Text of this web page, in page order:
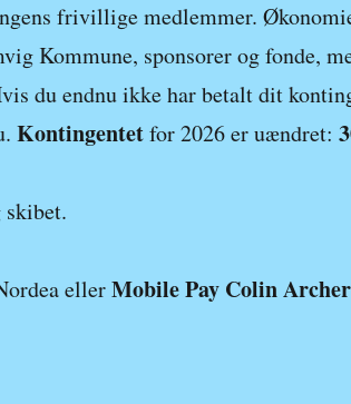
frivillige medlemmer.
Kommune, sponsorer og fonde,
du endnu ikke har betalt dit
Kontingentetfor 2026 er uændret:
ellerMobile Pay Colin